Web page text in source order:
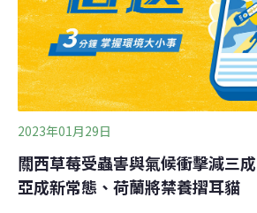
2023年01月29日
關西草莓受蟲害與氣候衝擊減三
亞成新常態、荷蘭將禁養摺耳貓